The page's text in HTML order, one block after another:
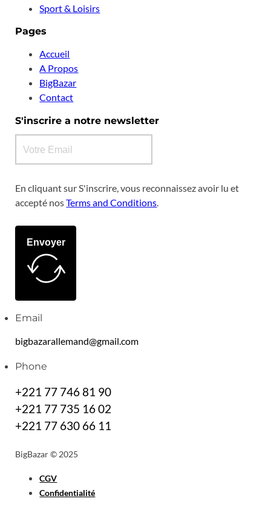
Sport & Loisirs
Pages
Accueil
A Propos
BigBazar
Contact
S'inscrire a notre newsletter
En cliquant sur S'inscrire, vous reconnaissez avoir lu et
accepté nosTerms and Conditions
Envoyer
Email
bigbazarallemand@gmail.com
Phone
+221 77 746 81 90
+221 77 735 16 02
+221 77 630 66 11
BigBazar © 2025
CGV
Confidentialité